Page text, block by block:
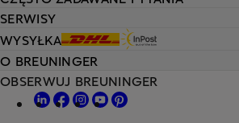
SERWISY
WYSYŁKA
O BREUNINGER
OBSERWUJ BREUNINGER